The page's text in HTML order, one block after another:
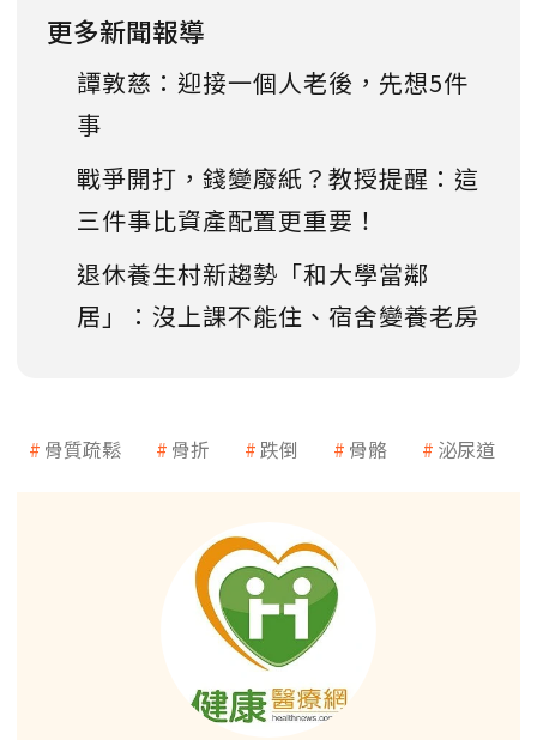
更多新聞報導
譚敦慈：迎接一個人老後，先想5件
事
戰爭開打，錢變廢紙？教授提醒：這
三件事比資產配置更重要！
退休養生村新趨勢「和大學當鄰
居」：沒上課不能住、宿舍變養老房
骨質疏鬆 骨折 跌倒 骨骼 泌尿道